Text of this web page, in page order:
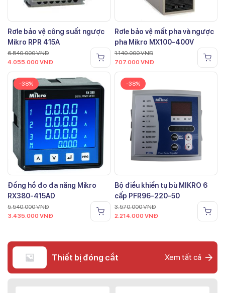
Rơle bảo vệ công suất ngược
Mikro RPR 415A
6.540.000VNĐ
4.055.000 VNĐ
Rơle bảo vệ mất pha và ngược
pha Mikro MX100-400V
1.140.000VNĐ
707.000 VNĐ
-38%
Đồng hồ đo đa năng Mikro
RX380-415AD
5.540.000VNĐ
3.435.000 VNĐ
-38%
Bộ điều khiển tụ bù MIKRO 6
cấp PFR96-220-50
3.570.000VNĐ
2.214.000 VNĐ
Thiết bị đóng cắt Xem tất cả